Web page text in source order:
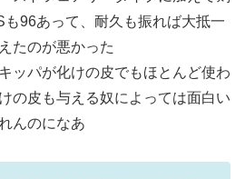
96あって、耐久も振れば大抵一
たのが悪かった
ッパが化けの皮でもほとんど使わ
の皮も与える奴によっては面白い
んのになあ